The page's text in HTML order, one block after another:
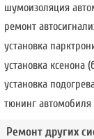
шумоизоляция
ремонт
установка
установка ксенона
установка
тюнинг автомобиля
Ремонт других